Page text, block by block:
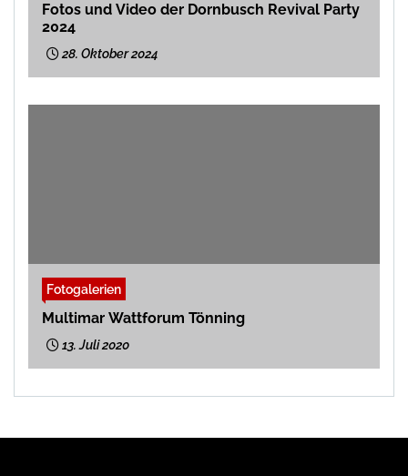
Fotos und Video der Dornbusch Revival Party
2024
28. Oktober 2024
Fotogalerien
Multimar Wattforum Tönning
13. Juli 2020